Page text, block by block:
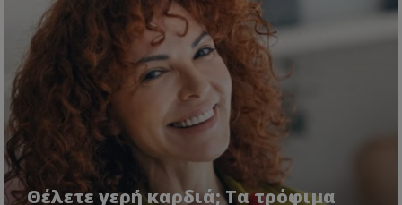
Θέλετε γερή καρδιά; Τα τρόφιμα